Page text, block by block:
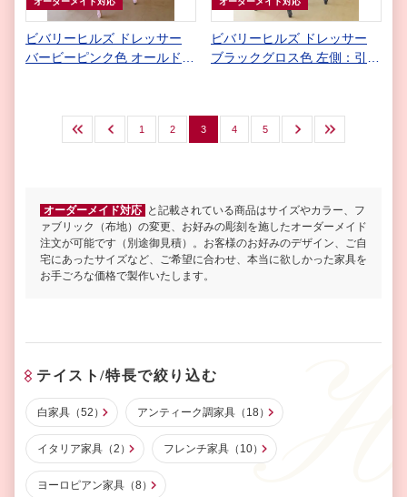
ビバリーヒルズ ドレッサー
バービーピンク色 オールドロ
ビバリーヒルズ ドレッサー
ブラックグロス色 左側：引出
最初 前へ 1 2 3 4 5 次へ 最後
オーダーメイド対応 と記載されている商品はサイズやカラー、フ
ァブリック（布地）の変更、お好みの彫刻を施したオーダーメイド
注文が可能です（別途御見積）。お客様のお好みのデザイン、ご自
宅にあったサイズなど、ご希望に合わせ、本当に欲しかった家具を
お手ごろな価格で製作いたします。
テイスト/特⻑で絞り込む
白家具（52） アンティーク調家具（18）
イタリア家具（2） フレンチ家具（10）
ヨーロピアン家具（8）